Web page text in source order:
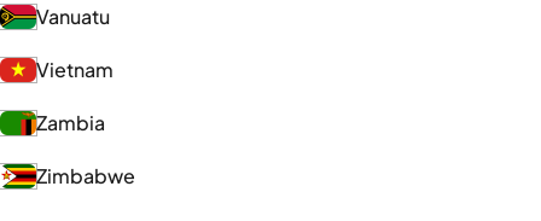
Vanuatu
Vietnam
Zambia
Zimbabwe